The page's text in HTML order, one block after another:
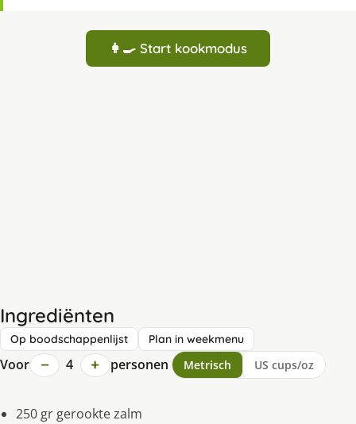
👩‍🍳 Start kookmodus
Ingrediënten
Op boodschappenlijst Plan in weekmenu
Voor − 4 + personen Metrisch US cups/oz
250 gr gerookte zalm